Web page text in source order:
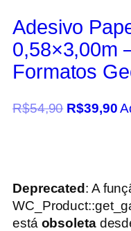
Adesivo
0,58×3,00m
Formatos
R$54,90 R$39,90
Deprecated: A
está obsoleta